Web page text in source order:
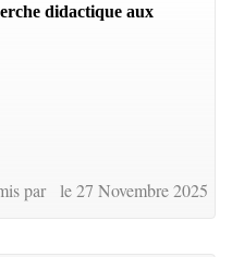
didactique aux
par le 27 Novembre 2025